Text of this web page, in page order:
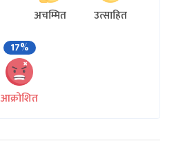
अचम्मित
उत्साहित
17%
आक्रोशित